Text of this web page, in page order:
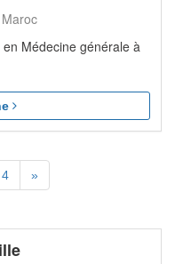
Maroc
Médecine générale à
4 »Suivante